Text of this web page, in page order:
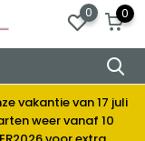
0 0
vakantie van 17 juli
weer vanaf 10